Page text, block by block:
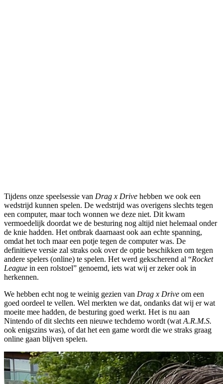
Tijdens onze speelsessie van Drag x Drive hebben we ook een
wedstrijd kunnen spelen. De wedstrijd was overigens slechts tegen
een computer, maar toch wonnen we deze niet. Dit kwam
vermoedelijk doordat we de besturing nog altijd niet helemaal onder
de knie hadden. Het ontbrak daarnaast ook aan echte spanning,
omdat het toch maar een potje tegen de computer was. De
definitieve versie zal straks ook over de optie beschikken om tegen
andere spelers (online) te spelen. Het werd gekscherend al “Rocket
League in een rolstoel” genoemd, iets wat wij er zeker ook in
herkennen.
We hebben echt nog te weinig gezien van Drag x Drive om een
goed oordeel te vellen. Wel merkten we dat, ondanks dat wij er wat
moeite mee hadden, de besturing goed werkt. Het is nu aan
Nintendo of dit slechts een nieuwe techdemo wordt (wat A.R.M.S.
ook enigszins was), of dat het een game wordt die we straks graag
online gaan blijven spelen.